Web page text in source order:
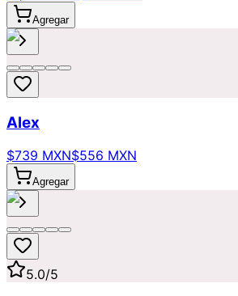
Agregar
Alex
$739 MXN$556 MXN
Agregar
5.0/5